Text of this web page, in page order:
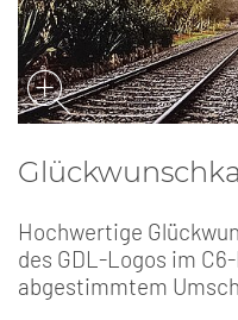
Hochwertige
des GDL-Logos im
abgestimmtem